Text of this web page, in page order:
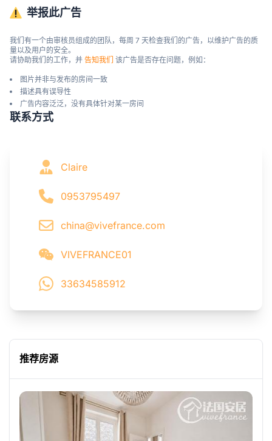
举报此广告
我们有一个由审核员组成的团队，每周 7 天检查我们的广告，以维护广告的质
量以及用户的安全。
请协助我们的工作，并 告知我们 该广告是否存在问题，例如：
图片并非与发布的房间一致
描述具有误导性
广告内容泛泛，没有具体针对某一房间
联系方式
Claire
0953795497
china@vivefrance.com
VIVEFRANCE01
33634585912
推荐房源